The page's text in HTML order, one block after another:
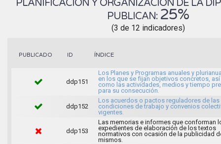
PLANIFICACIÓN Y ORGANIZACIÓN DE LA
PUBLICAN: 25%
(3 de 12 indicadores)
PUBLICADO ID ÍNDICE
ddp151
Los Planes y Programas anuales y
en los que se fijan objetivos concretos, así
como las actividades, medios y tiempo
para su consecución.
ddp152
Los acuerdos o pactos reguladores de las
condiciones de trabajo y convenios
vigentes.
ddp153
Las memorias e informes que conforman
expedientes de elaboración de los textos
normativos con ocasión de la publicidad
mismos.